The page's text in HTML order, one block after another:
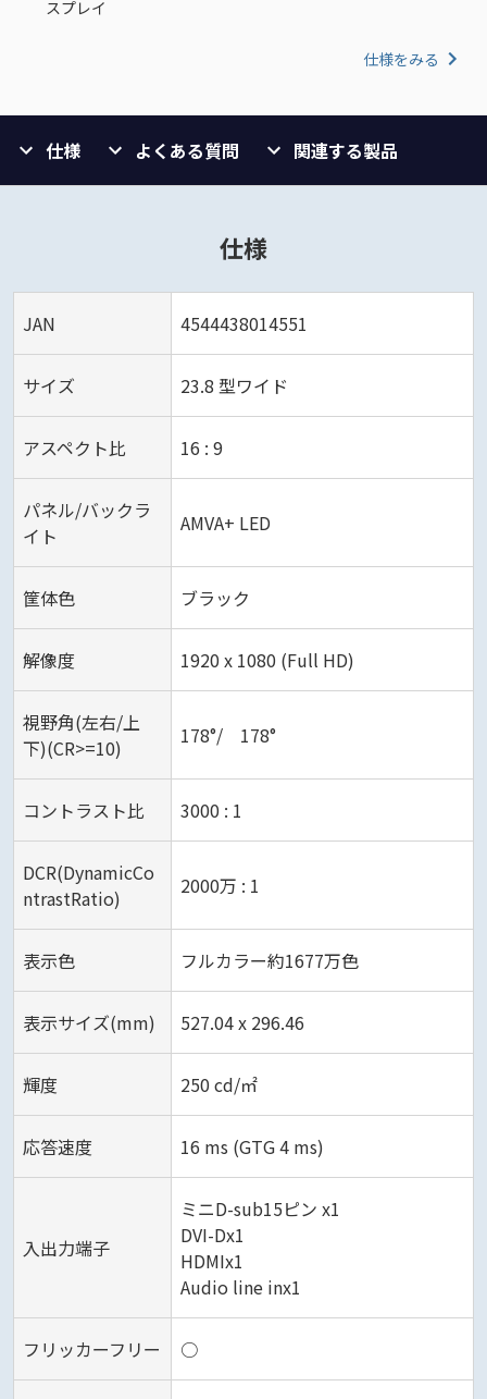
スプレイ
仕様をみる
仕様 よくある質問 関連する製品
仕様
JAN 4544438014551
サイズ 23.8 型ワイド
アスペクト比 16 : 9
パネル/バックラ
イト
AMVA+ LED‎‎
筐体色 ブラック
解像度 1920 x 1080 (Full HD)‎
視野角(左右/上
下)(CR>=10)
178°/ 178°
コントラスト比 3000 : 1‎
DCR(DynamicCo
ntrastRatio)
2000万 : 1
表示色 フルカラー約1677万色
表示サイズ(mm) 527.04 x 296.46‎
輝度 250 cd/㎡
応答速度 16 ms (GTG 4 ms)‎
入出力端子
ミニD-sub15ピン x1
DVI-Dx1
HDMIx1
Audio line inx1‎
フリッカーフリー ○